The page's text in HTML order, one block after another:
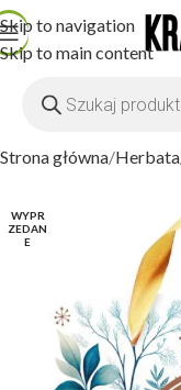
Skip to navigation
Skip to main content
Strona główna Herbata
WYPR
ZEDAN
E